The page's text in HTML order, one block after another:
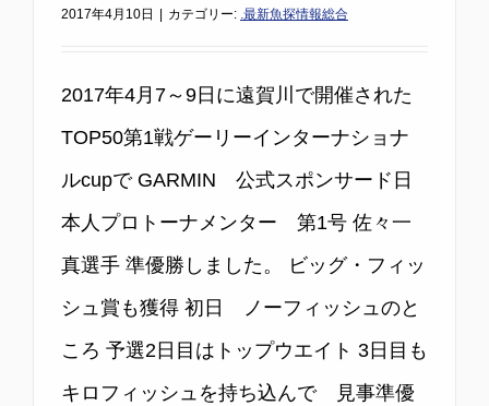
2017年4月10日 カテゴリー: .最新魚探情報総合
2017年4月7～9日に遠賀川で開催された
TOP50第1戦ゲーリーインターナショナ
ルcupで GARMIN 公式スポンサード日
本人プロトーナメンター 第1号 佐々一
真選手 準優勝しました。 ビッグ・フィッ
シュ賞も獲得 初日 ノーフィッシュのと
ころ 予選2日目はトップウエイト 3日目も
キロフィッシュを持ち込んで 見事準優